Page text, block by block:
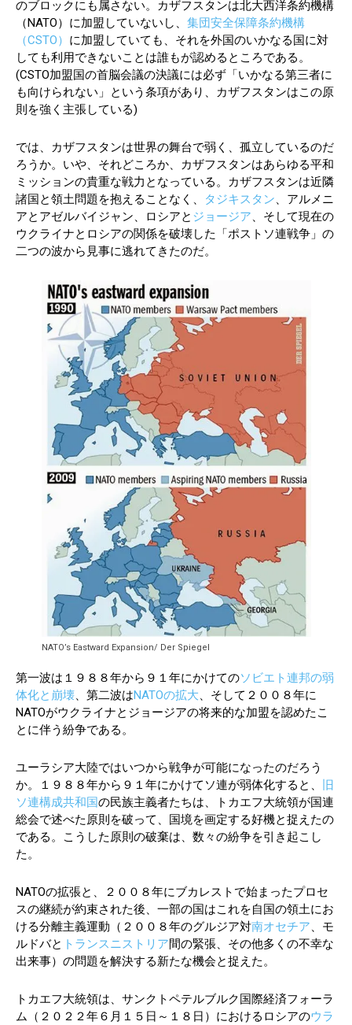
のブロックにも属さない。カザフスタンは北大西洋条約機構
（NATO）に加盟していないし、 集団安全保障条約機構
（CSTO） に加盟していても、それを外国のいかなる国に対
しても利用できないことは誰もが認めるところである。
(CSTO加盟国の首脳会議の決議には必ず「いかなる第三者に
も向けられない」という条項があり、カザフスタンはこの原
則を強く主張している)
では、カザフスタンは世界の舞台で弱く、孤立しているのだ
ろうか。いや、それどころか、カザフスタンはあらゆる平和
ミッションの貴重な戦力となっている。カザフスタンは近隣
諸国と領土問題を抱えることなく、
タジキスタン、アルメニ
アとアゼルバイジャン、ロシアと ジョージア、そして現在の
ウクライナとロシアの関係を破壊した「ポストソ連戦争」の
二つの波から見事に逃れてきたのだ。
NATO’s Eastward Expansion/ Der Spiegel
第一波は１９８８年から９１年にかけてのソビエト連邦の弱
体化と崩壊、第二波はNATOの拡大、そして２００８年に
NATOがウクライナとジョージアの将来的な加盟を認めたこ
とに伴う紛争である。
ユーラシア大陸ではいつから戦争が可能になったのだろう
か。１９８８年から９１年にかけてソ連が弱体化すると、
旧
ソ連構成共和国の民族主義者たちは、トカエフ大統領が国連
総会で述べた原則を破って、国境を画定する好機と捉えたの
である。こうした原則の破棄は、数々の紛争を引き起こし
た。
NATOの拡張と、２００８年にブカレストで始まったプロセ
スの継続が約束された後、一部の国はこれを自国の領土にお
ける分離主義運動（２００８年のグルジア対南オセチア、モ
ルドバと トランスニストリア間の緊張、その他多くの不幸な
出来事）の問題を解決する新たな機会と捉えた。
トカエフ大統領は、サンクトペテルブルク国際経済フォーラ
ム（２０２２年６月１５日～１８日）におけるロシアのウラ